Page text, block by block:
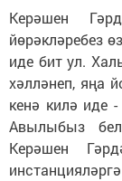
Керәшен
йөрәкләребез
иде бит ул.
хәлләнеп, яңа
кенә килә иде
Авылыбыз
Керәшен